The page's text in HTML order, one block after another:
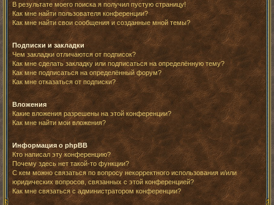
В результате моего поиска я получил пустую страницу!
Как мне найти пользователя конференции?
Как мне найти свои сообщения и созданные мной темы?
Подписки и закладки
Чем закладки отличаются от подписок?
Как мне сделать закладку или подписаться на определённую тему?
Как мне подписаться на определённый форум?
Как мне отказаться от подписки?
Вложения
Какие вложения разрешены на этой конференции?
Как мне найти мои вложения?
Информация о phpBB
Кто написал эту конференцию?
Почему здесь нет такой-то функции?
С кем можно связаться по вопросу некорректного использования и/или
юридических вопросов, связанных с этой конференцией?
Как мне связаться с администратором конференции?